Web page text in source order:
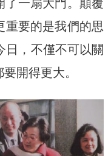
重要的是我們的思
日，不僅不可以關
開得更大。